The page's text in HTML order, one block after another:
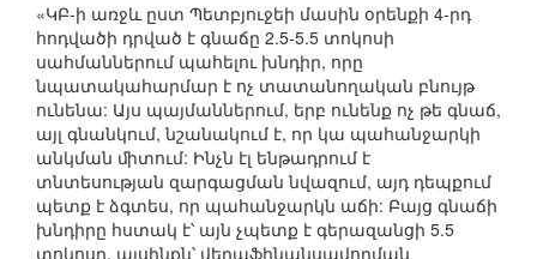
«ԿԲ-ի առջև ըստ Պետբյուջեի մասին օրենքի 4-րդ
հոդվածի դրված է գնաճը 2.5-5.5 տոկոսի
սահմաններում պահելու խնդիր, որը
նպատակահարմար է ոչ տատանողական բնույթ
ունենա: Այս պայմաններում, երբ ունենք ոչ թե գնաճ,
այլ գնանկում, նշանակում է, որ կա պահանջարկի
անկման ﬕտում: Ինչն էլ ենթադրում է
տնտեսության զարգացման նվազում, այդ դեպքում
պետք է ձգտես, որ պահանջարկն աճի: Բայց գնաճի
խնդիրը հստակ է՝ այն չպետք է գերազանցի 5.5
տոկոսը, այսինքն՝ վերաֆինանսավորման